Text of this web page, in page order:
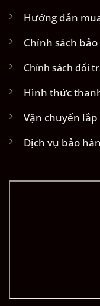
Hướng dẫn
Chính sách
Chính sách đổi
Hình thức
Vận chuyển
Dịch vụ bảo